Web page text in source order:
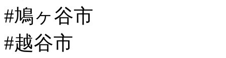
#鳩ヶ谷市
#越谷市